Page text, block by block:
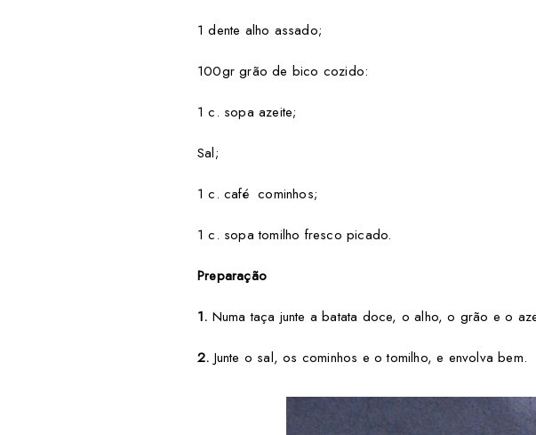
1 dente alho assado;
100gr grão de bico cozido:
1 c. sopa azeite;
Sal;
1 c. café cominhos;
1 c. sopa tomilho fresco picado.
Preparação
1. Numa taça junte a batata doce, o alho, o grão e o
2. Junte o sal, os cominhos e o tomilho, e envolva bem.